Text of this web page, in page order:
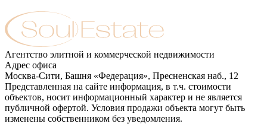
Агентство элитной и коммерческой недвижимости
Адрес офиса
Москва-Сити, Башня «Федерация», Пресненская наб., 12
Представленная на сайте информация, в т.ч. стоимости
объектов, носит информационный характер и не является
публичной офертой. Условия продажи объекта могут быть
изменены собственником без уведомления.